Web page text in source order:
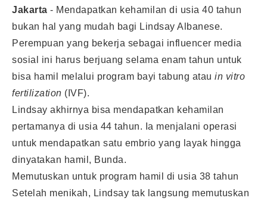
Jakarta - Mendapatkan kehamilan di usia 40 tahun
bukan hal yang mudah bagi Lindsay Albanese.
Perempuan yang bekerja sebagai influencer media
sosial ini harus berjuang selama enam tahun untuk
bisa hamil melalui program bayi tabung atau in vitro
fertilization (IVF).
Lindsay akhirnya bisa mendapatkan kehamilan
pertamanya di usia 44 tahun. Ia menjalani operasi
untuk mendapatkan satu embrio yang layak hingga
dinyatakan hamil, Bunda.
Memutuskan untuk program hamil di usia 38 tahun
Setelah menikah, Lindsay tak langsung memutuskan